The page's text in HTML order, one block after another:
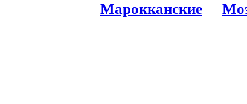
Марокканские